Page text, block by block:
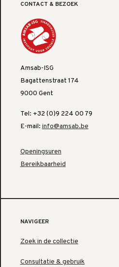
CONTACT & BEZOEK
Amsab-ISG
Bagattenstraat 174
9000 Gent
Tel: +32 (0)9 224 00 79
E-mail: info@amsab.be
Openingsuren
Bereikbaarheid
NAVIGEER
Zoek in de collectie
Consultatie & gebruik